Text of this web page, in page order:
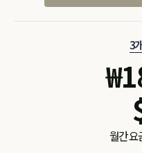
3
₩
월간 요